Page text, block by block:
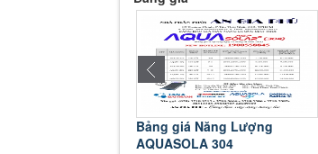
Bảng giá Năng Lượng
AQUASOLA 304